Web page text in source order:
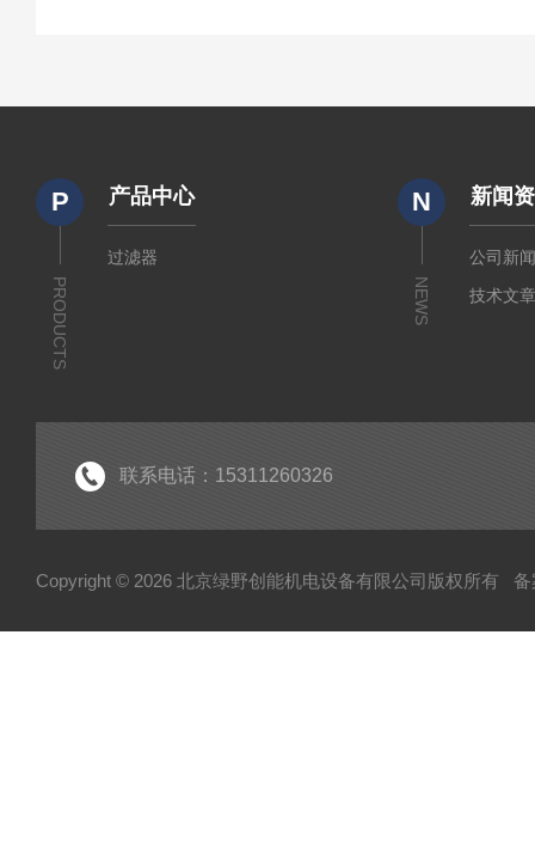
P
PRODUCTS
产品中心
过滤器
N
NEWS
新闻
公司新
技术文
联系电话：15311260326
Copyright © 2026 北京绿野创能机电设备有限公司版权所有 备